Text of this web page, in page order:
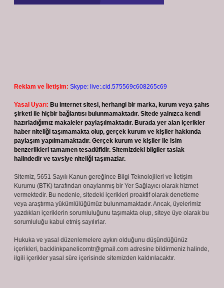
Reklam ve İletişim: Skype: live:.cid.575569c608265c69
Yasal Uyarı: Bu internet sitesi, herhangi bir marka, kurum veya şahıs
şirketi ile hiçbir bağlantısı bulunmamaktadır. Sitede yalnızca kendi
hazırladığımız makaleler paylaşılmaktadır. Burada yer alan içerikler
haber niteliği taşımamakta olup, gerçek kurum ve kişiler hakkında
paylaşım yapılmamaktadır. Gerçek kurum ve kişiler ile isim
benzerlikleri tamamen tesadüfidir. Sitemizdeki bilgiler taslak
halindedir ve tavsiye niteliği taşımazlar.
Sitemiz, 5651 Sayılı Kanun gereğince Bilgi Teknolojileri ve İletişim
Kurumu (BTK) tarafından onaylanmış bir Yer Sağlayıcı olarak hizmet
vermektedir. Bu nedenle, sitedeki içerikleri proaktif olarak denetleme
veya araştırma yükümlülüğümüz bulunmamaktadır. Ancak, üyelerimiz
yazdıkları içeriklerin sorumluluğunu taşımakta olup, siteye üye olarak bu
sorumluluğu kabul etmiş sayılırlar.
Hukuka ve yasal düzenlemelere aykırı olduğunu düşündüğünüz
içerikleri, backlinkpanelicomtr@gmail.com adresine bildirmeniz halinde,
ilgili içerikler yasal süre içerisinde sitemizden kaldırılacaktır.